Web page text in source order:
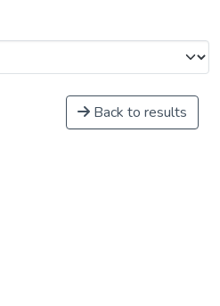
Back to results